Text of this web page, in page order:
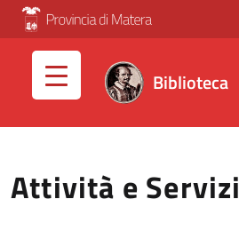
Biblioteca
Attività e Servizi